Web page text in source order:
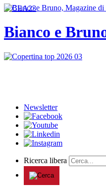
Bianco e
Newsletter
Ricerca libera